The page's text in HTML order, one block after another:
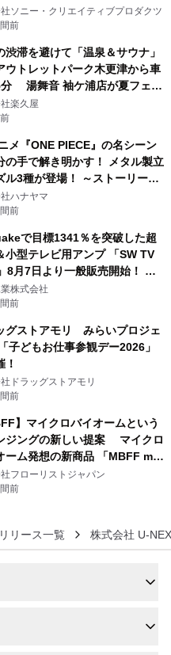
ーション サウナイキタイコラ
ズも発売決定！
ソニー・クリエイティブプロダクツ
前
渋滞を避けて「温泉＆サウナ」
ウトレットパーク木更津から車
湯舞音 袖ケ浦店が夏フェア
ーを提供
楽久屋
メ『ONE PIECE』の名シーン
の手で解き明かす！ メタル製立
ル3種が登場！ ～ストーリーと
クが融合した 大人の体験型パズ
7日(金)12時より先行予約受付
ハナヤマ
前
で目標1341％を突破した超
小型テレビ用アンプ 「SW TV
8月7日より一般販売開始！ ケ
1本つなぐだけ、テレビの音が
かに
株式会社
前
グストアモリ みらいプロジェ
子どもお仕事参観デー2026」
！
ドラッグストアモリ
前
】マイクロバイオームという
ジングの新しい提案 マイクロ
ーム発想の新商品 「MBFF mb
ジングPRO」を2026年8月6日
フローリストジャパン
前
リース一覧 株式会社 U-